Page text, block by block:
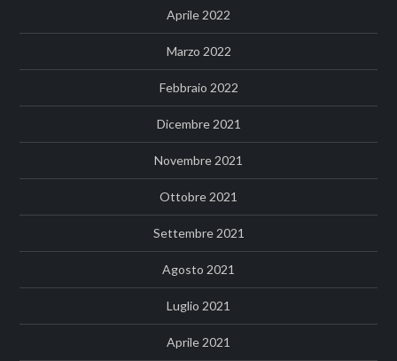
Aprile 2022
Marzo 2022
Febbraio 2022
Dicembre 2021
Novembre 2021
Ottobre 2021
Settembre 2021
Agosto 2021
Luglio 2021
Aprile 2021